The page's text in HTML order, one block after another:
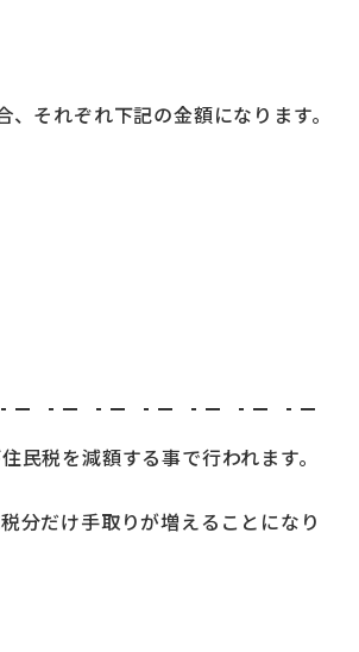
それぞれ下記の金額になります。
民税を減額する事で行われます。
分だけ手取りが増えることになり